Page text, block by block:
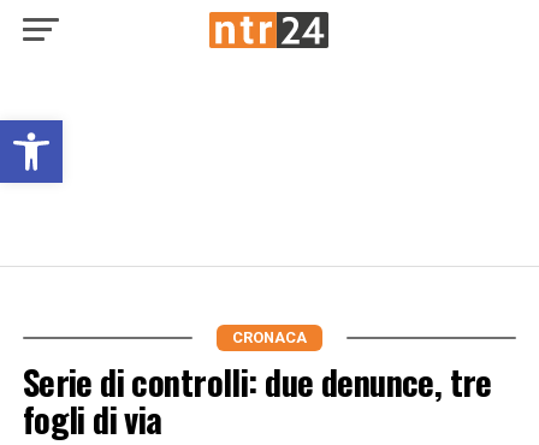
Open toolbar
CRONACA
Serie di controlli: due denunce, tre
fogli di via